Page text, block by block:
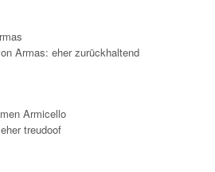
Armas: eher zurückhaltend
Armicello
treudoof